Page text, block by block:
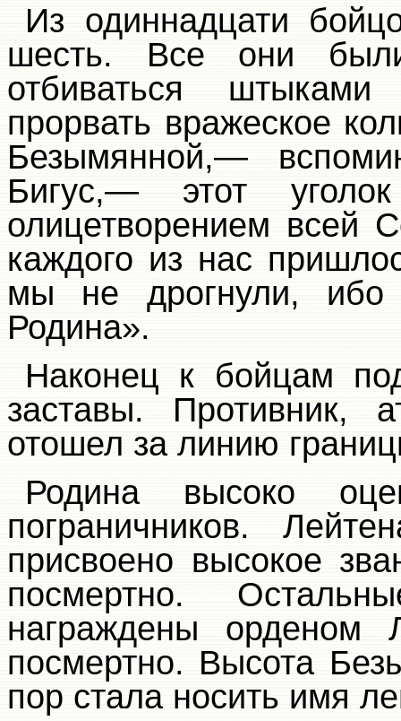
Из одиннадцати
шесть. Все они
отбиваться
прорвать вражеское
Безымянной,—
Бигус,— этот
олицетворением всей
каждого из нас
мы не дрогнули,
Родина».
Наконец к бойцам
заставы. Противник,
отошел за линию
Родина высоко
пограничников.
присвоено высокое
посмертно.
награждены
посмертно. Высота
пор стала носить имя